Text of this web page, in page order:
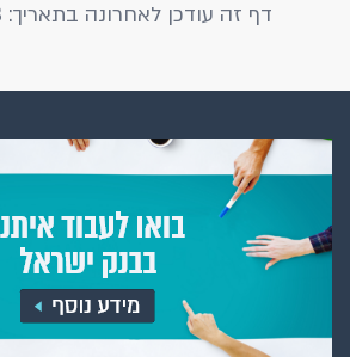
דף זה עודכן לאחרונה בתאריך: 13/09/2023